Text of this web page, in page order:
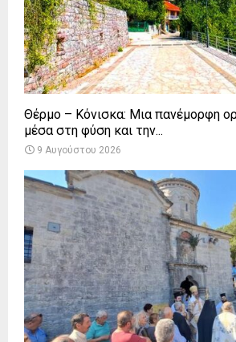
Θέρμο – Κόνισκα: Μια πανέμορφη
μέσα στη φύση και την...
9 Αυγούστου 2026